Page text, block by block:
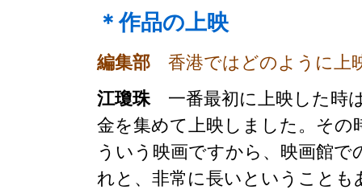
＊作品の上映
編集部 香港ではどのように上
江瓊珠一番最初に上映した時
金を集めて上映しました。その
ういう映画ですから、映画館
れと、非常に長いということ